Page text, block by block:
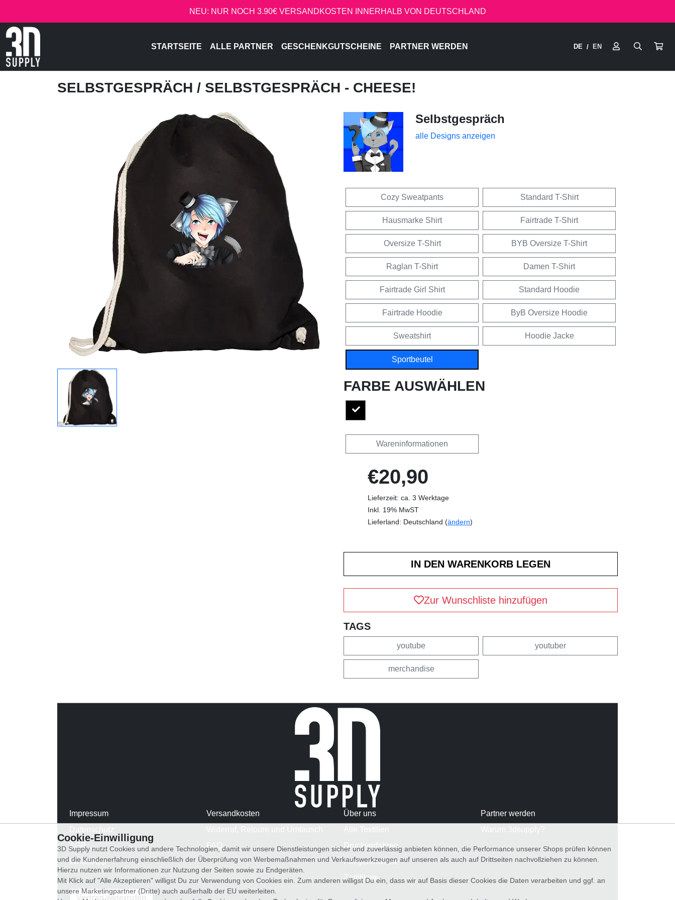
NEU: NUR NOCH 3.90€ VERSANDKOSTEN INNERHALB VON DEUTSCHLAND
STARTSEITE ALLE PARTNER GESCHENKGUTSCHEINE PARTNER WERDEN DE / EN
SELBSTGESPRÄCH / SELBSTGESPRÄCH - CHEESE!
Selbstgespräch
alle Designs anzeigen
Cozy Sweatpants Standard T-Shirt
Hausmarke Shirt Fairtrade T-Shirt
Oversize T-Shirt BYB Oversize T-Shirt
Raglan T-Shirt Damen T-Shirt
Fairtrade Girl Shirt Standard Hoodie
Fairtrade Hoodie ByB Oversize Hoodie
Sweatshirt Hoodie Jacke
Sportbeutel
FARBE AUSWÄHLEN
Wareninformationen
€20,90
Lieferzeit: ca. 3 Werktage
Inkl. 19% MwST
Lieferland: Deutschland (ändern)
Zur Wunschliste hinzufügen
TAGS
youtube youtuber
merchandise
Impressum
AGB
WhatsApp
Versandkosten
FAQ
Über uns
Druckverfahren
Pflegehinweise
Zertifikate
Partner werden
Vertrag widerrufen
Cookie-Einwilligung
3D Supply nutzt Cookies und andere Technologien, damit wir unsere Dienstleistungen sicher und zuverlässig anbieten können, die Performance unserer Shops prüfen können
und die Kundenerfahrung einschließlich der Überprüfung von Werbemaßnahmen und Verkaufswerkzeugen auf unseren als auch auf Drittseiten nachvollziehen zu können.
Hierzu nutzen wir Informationen zur Nutzung der Seiten sowie zu Endgeräten.
Mit Klick auf "Alle Akzeptieren" willigst Du zur Verwendung von Cookies ein. Zum anderen willigst Du ein, dass wir auf Basis dieser Cookies die Daten verarbeiten und ggf. an
unsere Marketingpartner (Dritte) auch außerhalb der EU weiterleiten.